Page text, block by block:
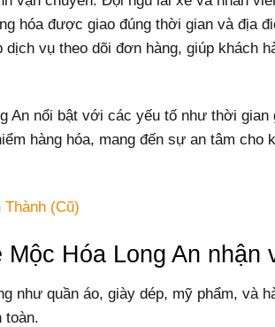
hóa được giao đúng thời gian và địa
dịch vụ theo dõi đơn hàng, giúp khách
An nổi bật với các yếu tố như thời gian
hàng hóa, mang đến sự an tâm cho
Thành (Cũ)
Hóa Long An nhận
như quần áo, giày dép, mỹ phẩm, và
toàn.